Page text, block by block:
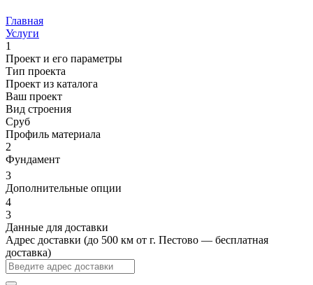
Главная
Услуги
1
Проект и его параметры
Тип проекта
Проект из каталога
Ваш проект
Вид строения
Сруб
Профиль материала
2
Фундамент
3
Дополнительные опции
4
3
Данные для доставки
Адрес доставки (до 500 км от г. Пестово — бесплатная
доставка)